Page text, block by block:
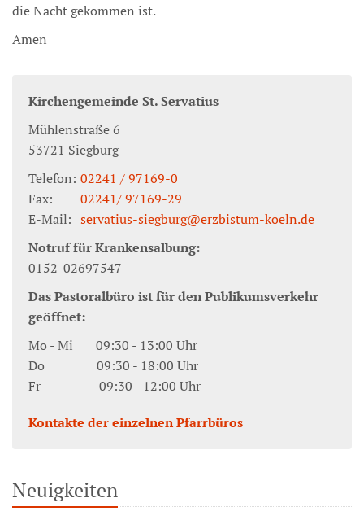
die Nacht gekommen ist.
Amen
Kirchengemeinde St. Servatius
Mühlenstraße 6
53721 Siegburg
Telefon: 02241 / 97169-0
Fax:
02241/ 97169-29
E-Mail: servatius-siegburg@erzbistum-koeln.de
Notruf für Krankensalbung:
0152-02697547
Das Pastoralbüro ist für den Publikumsverkehr
geöffnet:
Mo - Mi 09:30 - 13:00 Uhr
Do 09:30 - 18:00 Uhr
Fr 09:30 - 12:00 Uhr
Kontakte der einzelnen Pfarrbüros
Neuigkeiten